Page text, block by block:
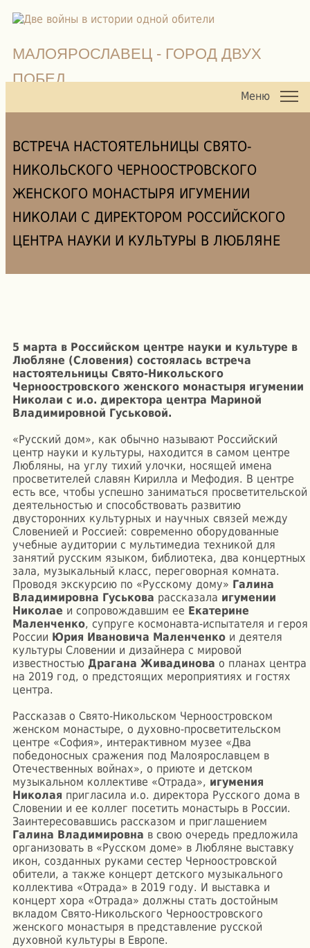
МАЛОЯРОСЛАВЕЦ - ГОРОД ДВУХ
ПОБЕД
Меню
ВСТРЕЧА НАСТОЯТЕЛЬНИЦЫ СВЯТО-
НИКОЛЬСКОГО ЧЕРНООСТРОВСКОГО
ЖЕНСКОГО МОНАСТЫРЯ ИГУМЕНИИ
НИКОЛАИ С ДИРЕКТОРОМ РОССИЙСКОГО
ЦЕНТРА НАУКИ И КУЛЬТУРЫ В ЛЮБЛЯНЕ
5 марта в Российском центре науки и культуре в
Любляне (Словения) состоялась встреча
настоятельницы Свято-Никольского
Черноостровского женского монастыря игумении
Николаи с и.о. директора центра Мариной
Владимировной Гуськовой.
«Русский дом», как обычно называют Российский
центр науки и культуры, находится в самом центре
Любляны, на углу тихий улочки, носящей имена
просветителей славян Кирилла и Мефодия. В центре
есть все, чтобы успешно заниматься просветительской
деятельностью и способствовать развитию
двусторонних культурных и научных связей между
Словенией и Россией: современно оборудованные
учебные аудитории с мультимедиа техникой для
занятий русским языком, библиотека, два концертных
зала, музыкальный класс, переговорная комната.
Проводя экскурсию по «Русскому дому» Галина
Владимировна Гуськова рассказала игумении
Николае и сопровождавшим ее Екатерине
Маленченко, супруге космонавта-испытателя и героя
России Юрия Ивановича Маленченко и деятеля
культуры Словении и дизайнера с мировой
известностью Драгана Живадинова о планах центра
на 2019 год, о предстоящих мероприятиях и гостях
центра.
Рассказав о Свято-Никольском Черноостровском
женском монастыре, о духовно-просветительском
центре «София», интерактивном музее «Два
победоносных сражения под Малоярославцем в
Отечественных войнах», о приюте и детском
музыкальном коллективе «Отрада», игумения
Николая пригласила и.о. директора Русского дома в
Словении и ее коллег посетить монастырь в России.
Заинтересовавшись рассказом и приглашением
Галина Владимировна в свою очередь предложила
организовать в «Русском доме» в Любляне выставку
икон, созданных руками сестер Черноостровской
обители, а также концерт детского музыкального
коллектива «Отрада» в 2019 году. И выставка и
концерт хора «Отрада» должны стать достойным
вкладом Свято-Никольского Черноостровского
женского монастыря в представление русской
духовной культуры в Европе.